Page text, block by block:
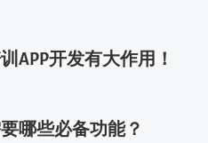
APP开发有大作用！
哪些必备功能？